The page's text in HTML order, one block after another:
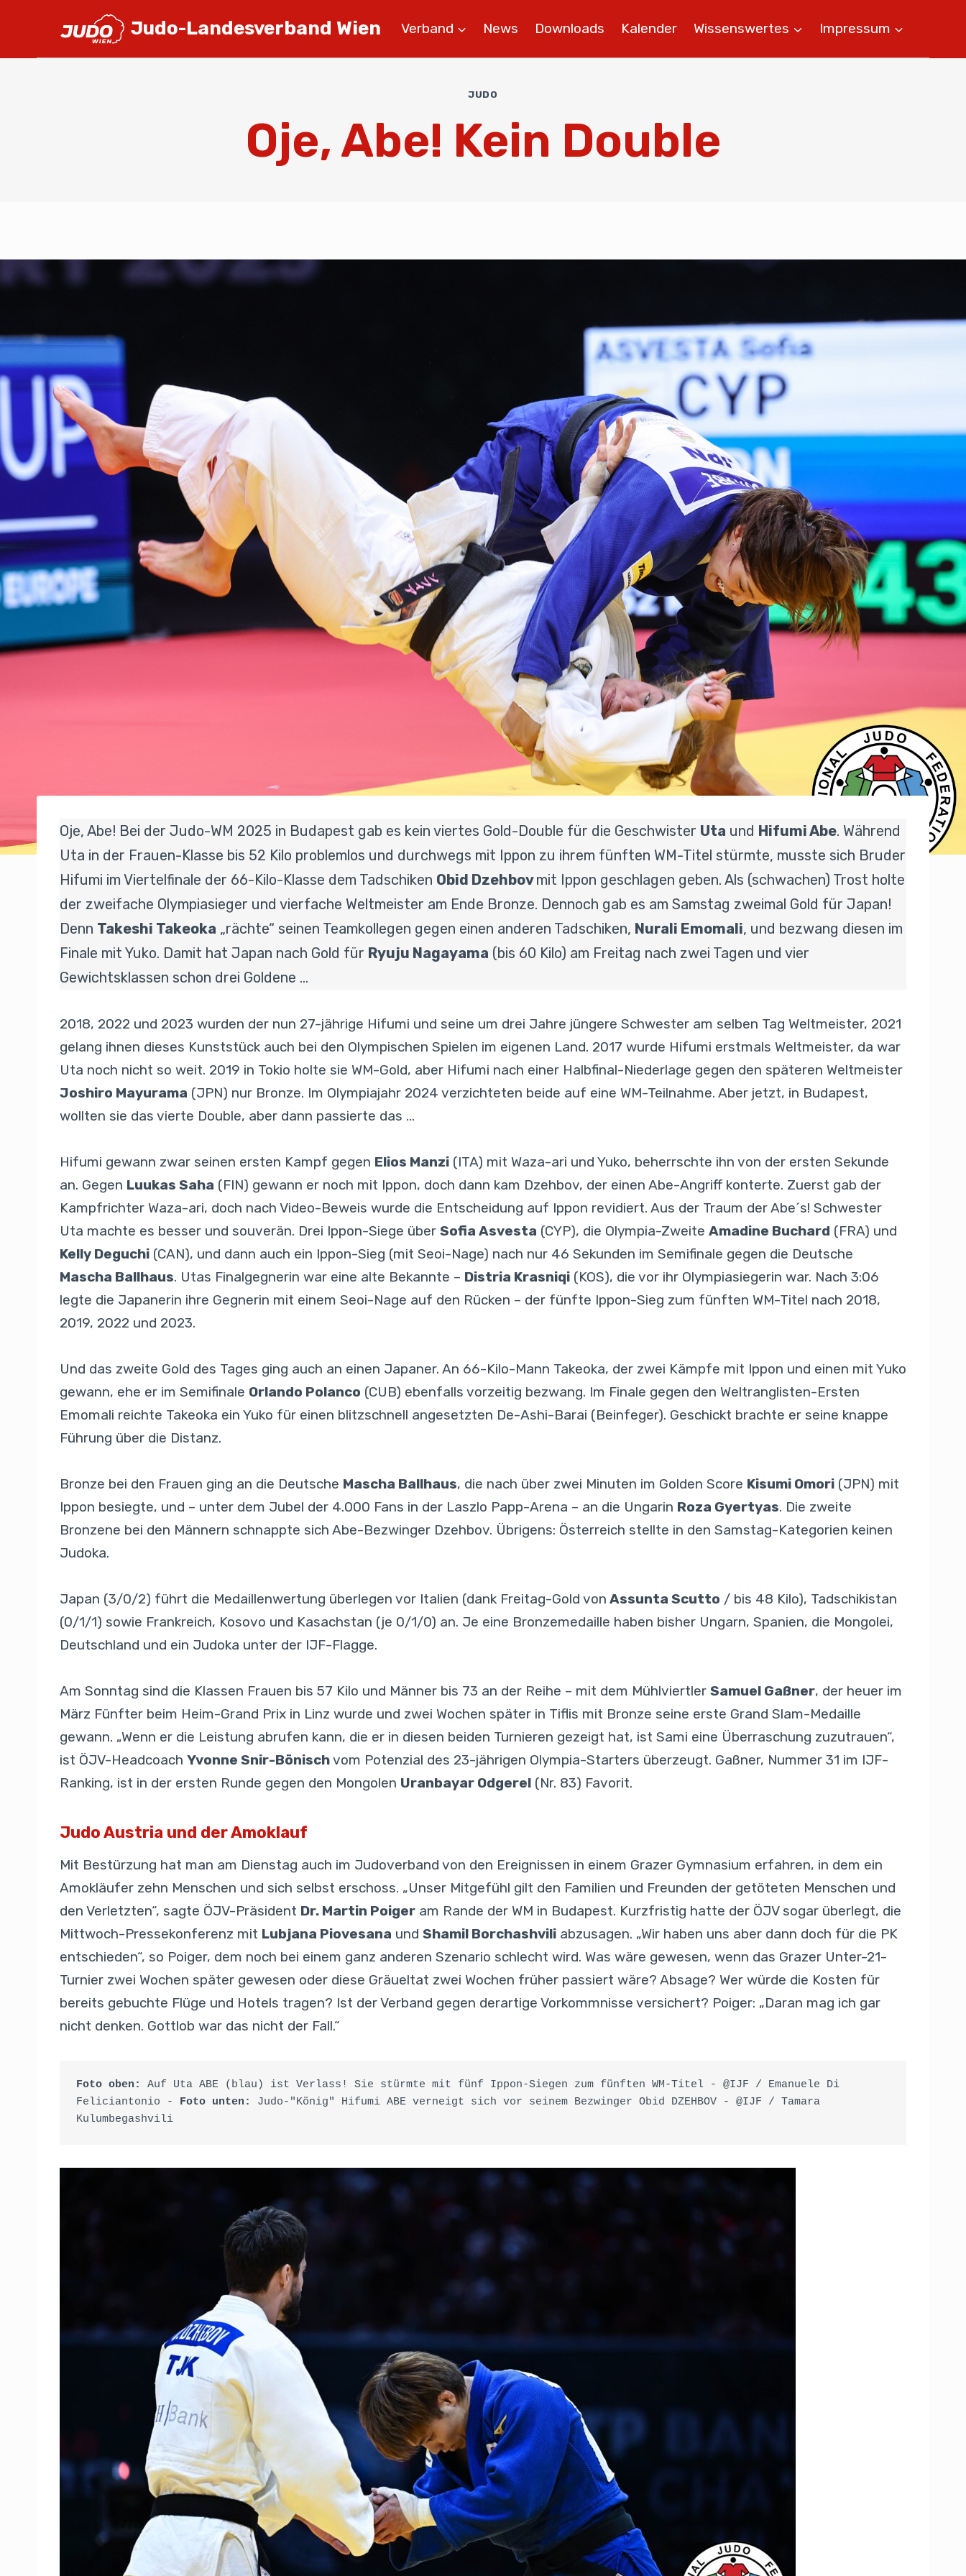
Judo-Landesverband Wien Verband News Downloads Kalender Wissenswertes Impressum
JUDO
Oje, Abe! Kein Double
Oje, Abe! Bei der Judo-WM 2025 in Budapest gab es kein viertes Gold-Double für die Geschwister Uta und Hifumi Abe. Während
Uta in der Frauen-Klasse bis 52 Kilo problemlos und durchwegs mit Ippon zu ihrem fünften WM-Titel stürmte, musste sich Bruder
Hifumi im Viertelfinale der 66-Kilo-Klasse dem Tadschiken Obid Dzehbovmit Ippon geschlagen geben. Als (schwachen) Trost holte
der zweifache Olympiasieger und vierfache Weltmeister am Ende Bronze. Dennoch gab es am Samstag zweimal Gold für Japan!
Denn Takeshi Takeoka „rächte“ seinen Teamkollegen gegen einen anderen Tadschiken, Nurali Emomali, und bezwang diesen im
Finale mit Yuko. Damit hat Japan nach Gold für Ryuju Nagayama (bis 60 Kilo) am Freitag nach zwei Tagen und vier
Gewichtsklassen schon drei Goldene …
2018, 2022 und 2023 wurden der nun 27-jährige Hifumi und seine um drei Jahre jüngere Schwester am selben Tag Weltmeister, 2021
gelang ihnen dieses Kunststück auch bei den Olympischen Spielen im eigenen Land. 2017 wurde Hifumi erstmals Weltmeister, da war
Uta noch nicht so weit. 2019 in Tokio holte sie WM-Gold, aber Hifumi nach einer Halbfinal-Niederlage gegen den späteren Weltmeister
Joshiro Mayurama (JPN) nur Bronze. Im Olympiajahr 2024 verzichteten beide auf eine WM-Teilnahme. Aber jetzt, in Budapest,
wollten sie das vierte Double, aber dann passierte das …
Hifumi gewann zwar seinen ersten Kampf gegen Elios Manzi (ITA) mit Waza-ari und Yuko, beherrschte ihn von der ersten Sekunde
an. Gegen Luukas Saha (FIN) gewann er noch mit Ippon, doch dann kam Dzehbov, der einen Abe-Angriff konterte. Zuerst gab der
Kampfrichter Waza-ari, doch nach Video-Beweis wurde die Entscheidung auf Ippon revidiert. Aus der Traum der Abe´s! Schwester
Uta machte es besser und souverän. Drei Ippon-Siege über Sofia Asvesta (CYP), die Olympia-Zweite Amadine Buchard (FRA) und
Kelly Deguchi (CAN), und dann auch ein Ippon-Sieg (mit Seoi-Nage) nach nur 46 Sekunden im Semifinale gegen die Deutsche
Mascha Ballhaus. Utas Finalgegnerin war eine alte Bekannte – Distria Krasniqi (KOS), die vor ihr Olympiasiegerin war. Nach 3:06
legte die Japanerin ihre Gegnerin mit einem Seoi-Nage auf den Rücken – der fünfte Ippon-Sieg zum fünften WM-Titel nach 2018,
2019, 2022 und 2023.
Und das zweite Gold des Tages ging auch an einen Japaner. An 66-Kilo-Mann Takeoka, der zwei Kämpfe mit Ippon und einen mit Yuko
gewann, ehe er im Semifinale Orlando Polanco (CUB) ebenfalls vorzeitig bezwang. Im Finale gegen den Weltranglisten-Ersten
Emomali reichte Takeoka ein Yuko für einen blitzschnell angesetzten De-Ashi-Barai (Beinfeger). Geschickt brachte er seine knappe
Führung über die Distanz.
Bronze bei den Frauen ging an die Deutsche Mascha Ballhaus, die nach über zwei Minuten im Golden Score Kisumi Omori (JPN) mit
Ippon besiegte, und – unter dem Jubel der 4.000 Fans in der Laszlo Papp-Arena – an die Ungarin Roza Gyertyas. Die zweite
Bronzene bei den Männern schnappte sich Abe-Bezwinger Dzehbov. Übrigens: Österreich stellte in den Samstag-Kategorien keinen
Judoka.
Japan (3/0/2) führt die Medaillenwertung überlegen vor Italien (dank Freitag-Gold von Assunta Scutto / bis 48 Kilo), Tadschikistan
(0/1/1) sowie Frankreich, Kosovo und Kasachstan (je 0/1/0) an. Je eine Bronzemedaille haben bisher Ungarn, Spanien, die Mongolei,
Deutschland und ein Judoka unter der IJF-Flagge.
Am Sonntag sind die Klassen Frauen bis 57 Kilo und Männer bis 73 an der Reihe – mit dem Mühlviertler Samuel Gaßner, der heuer im
März Fünfter beim Heim-Grand Prix in Linz wurde und zwei Wochen später in Tiflis mit Bronze seine erste Grand Slam-Medaille
gewann. „Wenn er die Leistung abrufen kann, die er in diesen beiden Turnieren gezeigt hat, ist Sami eine Überraschung zuzutrauen“,
ist ÖJV-Headcoach Yvonne Snir-Bönischvom Potenzial des 23-jährigen Olympia-Starters überzeugt. Gaßner, Nummer 31 im IJF-
Ranking, ist in der ersten Runde gegen den Mongolen Uranbayar Odgerel (Nr. 83) Favorit.
Judo Austria und der Amoklauf
Mit Bestürzung hat man am Dienstag auch im Judoverband von den Ereignissen in einem Grazer Gymnasium erfahren, in dem ein
Amokläufer zehn Menschen und sich selbst erschoss. „Unser Mitgefühl gilt den Familien und Freunden der getöteten Menschen und
den Verletzten“, sagte ÖJV-Präsident Dr. Martin Poiger am Rande der WM in Budapest. Kurzfristig hatte der ÖJV sogar überlegt, die
Mittwoch-Pressekonferenz mit Lubjana Piovesana und Shamil Borchashvili abzusagen. „Wir haben uns aber dann doch für die PK
entschieden“, so Poiger, dem noch bei einem ganz anderen Szenario schlecht wird. Was wäre gewesen, wenn das Grazer Unter-21-
Turnier zwei Wochen später gewesen oder diese Gräueltat zwei Wochen früher passiert wäre? Absage? Wer würde die Kosten für
bereits gebuchte Flüge und Hotels tragen? Ist der Verband gegen derartige Vorkommnisse versichert? Poiger: „Daran mag ich gar
nicht denken. Gottlob war das nicht der Fall.“
Foto oben:
Auf Uta ABE (blau) ist Verlass! Sie stürmte mit fünf Ippon-Siegen zum fünften WM-Titel - @IJF / Emanuele Di
Feliciantonio - Foto unten: Judo-"König" Hifumi ABE verneigt sich vor seinem Bezwinger Obid DZEHBOV - @IJF / Tamara
Kulumbegashvili